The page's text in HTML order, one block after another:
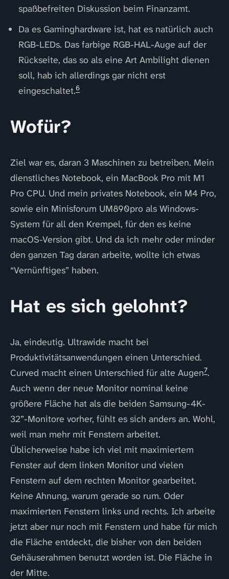
spaßbefreiten Diskussion beim Finanzamt.
Da es Gaminghardware ist, hat es natürlich auch
RGB-LEDs. Das farbige RGB-HAL-Auge auf der
Rückseite, das so als eine Art Ambilight dienen
soll, hab ich allerdings gar nicht erst
eingeschaltet.6
Wofür?
Ziel war es, daran 3 Maschinen zu betreiben. Mein
dienstliches Notebook, ein MacBook Pro mit M1
Pro CPU. Und mein privates Notebook, ein M4 Pro,
sowie ein Minisforum UM890pro als Windows-
System für all den Krempel, für den es keine
macOS-Version gibt. Und da ich mehr oder minder
den ganzen Tag daran arbeite, wollte ich etwas
“Vernünftiges” haben.
Hat es sich gelohnt?
Ja, eindeutig. Ultrawide macht bei
Produktivitätsanwendungen einen Unterschied.
Curved macht einen Unterschied für alte Augen7.
Auch wenn der neue Monitor nominal keine
größere Fläche hat als die beiden Samsung-4K-
32”-Monitore vorher, fühlt es sich anders an. Wohl,
weil man mehr mit Fenstern arbeitet.
Üblicherweise habe ich viel mit maximiertem
Fenster auf dem linken Monitor und vielen
Fenstern auf dem rechten Monitor gearbeitet.
Keine Ahnung, warum gerade so rum. Oder
maximierten Fenstern links und rechts. Ich arbeite
jetzt aber nur noch mit Fenstern und habe für mich
die Fläche entdeckt, die bisher von den beiden
Gehäuserahmen benutzt worden ist. Die Fläche in
der Mitte.